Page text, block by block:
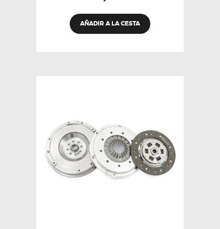
AÑADIR A LA CESTA